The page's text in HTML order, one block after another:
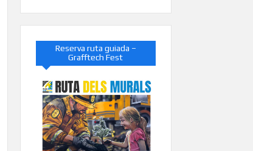
Reserva ruta guiada –
Grafftech Fest